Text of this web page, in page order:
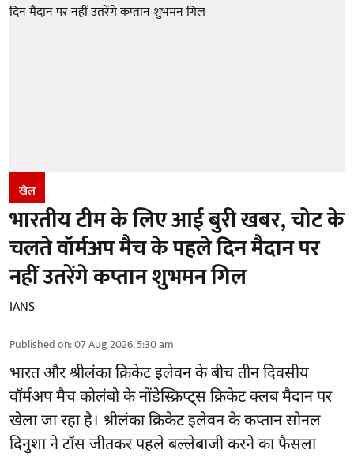
खेल
भारतीय टीम के लिए आई बुरी खबर, चोट के
चलते वॉर्मअप मैच के पहले दिन मैदान पर
नहीं उतरेंगे कप्तान शुभमन गिल
IANS
Published on:07 Aug 2026, 5:30 am
भारत और श्रीलंका क्रिकेटइलेवन के बीच तीन दिवसीय
वॉर्मअप मैच कोलंबो के नोंडेस्क्रिप्ट्स क्रिकेट क्लब मैदान पर
खेला जा रहा है। श्रीलंका क्रिकेट इलेवन के कप्तान सोनल
दिनुशा ने टॉस जीतकर पहले बल्लेबाजी करने का फैसला